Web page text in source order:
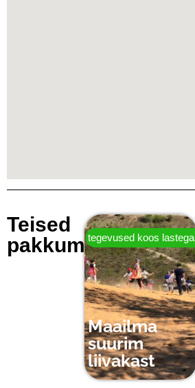
Teised
pakkumisedtegevused koos lastega
Maailma
suurim
liivakast